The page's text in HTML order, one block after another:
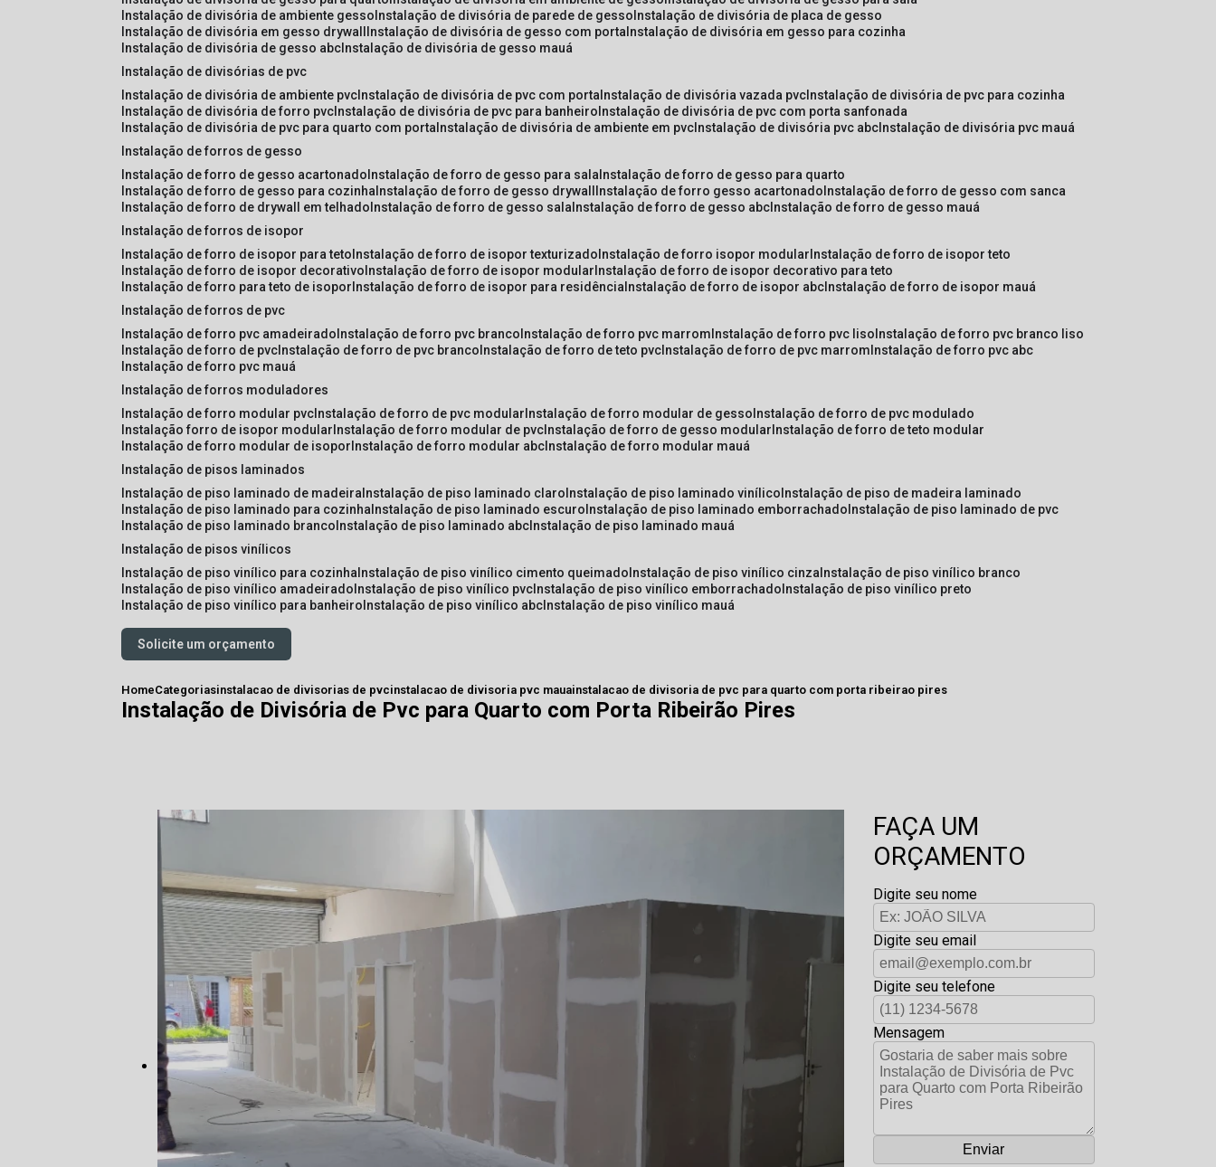
instalação de divisória de ambiente gesso instalação de divisória de parede de gesso instalação de divisória de placa de gesso
instalação de divisória em gesso drywall
instalação de divisória de gesso com porta instalação de divisória em gesso para cozinha
instalação de divisória de gesso abc instalação de divisória de gesso mauá
instalação de divisórias de pvc
instalação de divisória de ambiente pvc instalação de divisória de pvc com porta instalação de divisória vazada pvc instalação de divisória de pvc para cozinha
instalação de divisória de forro pvc instalação de divisória de pvc para banheiro instalação de divisória de pvc com porta sanfonada
instalação de divisória de pvc para quarto com porta instalação de divisória de ambiente em pvc instalação de divisória pvc abc instalação de divisória pvc mauá
instalação de forros de gesso
instalação de forro de gesso acartonado instalação de forro de gesso para sala instalação de forro de gesso para quarto
instalação de forro de gesso para cozinha instalação de forro de gesso drywall instalação de forro gesso acartonado instalação de forro de gesso com sanca
instalação de forro de drywall em telhado instalação de forro de gesso sala instalação de forro de gesso abc instalação de forro de gesso mauá
instalação de forros de isopor
instalação de forro de isopor para teto instalação de forro de isopor texturizado instalação de forro isopor modular instalação de forro de isopor teto
instalação de forro de isopor decorativo instalação de forro de isopor modular instalação de forro de isopor decorativo para teto
instalação de forro para teto de isopor instalação de forro de isopor para residência instalação de forro de isopor abc instalação de forro de isopor mauá
instalação de forros de pvc
instalação de forro pvc amadeirado instalação de forro pvc branco instalação de forro pvc marrom instalação de forro pvc liso instalação de forro pvc branco liso
instalação de forro de pvc instalação de forro de pvc branco instalação de forro de teto pvc instalação de forro de pvc marrom instalação de forro pvc abc
instalação de forro pvc mauá
instalação de forros moduladores
instalação de forro modular pvc instalação de forro de pvc modular instalação de forro modular de gesso instalação de forro de pvc modulado
instalação forro de isopor modular instalação de forro modular de pvc instalação de forro de gesso modular instalação de forro de teto modular
instalação de forro modular de isopor instalação de forro modular abc instalação de forro modular mauá
instalação de pisos laminados
instalação de piso laminado de madeira instalação de piso laminado claro instalação de piso laminado vinílico instalação de piso de madeira laminado
instalação de piso laminado para cozinha instalação de piso laminado escuro instalação de piso laminado emborrachado instalação de piso laminado de pvc
instalação de piso laminado branco instalação de piso laminado abc instalação de piso laminado mauá
instalação de pisos vinílicos
instalação de piso vinílico para cozinha instalação de piso vinílico cimento queimado instalação de piso vinílico cinza instalação de piso vinílico branco
instalação de piso vinílico amadeirado instalação de piso vinílico pvc instalação de piso vinílico emborrachado instalação de piso vinílico preto
instalação de piso vinílico para banheiro instalação de piso vinílico abc instalação de piso vinílico mauá
Solicite um orçamento
HomeCategoriasinstalacao de divisorias de pvcinstalacao de divisoria pvc mauainstalacao de divisoria de pvc para quarto com porta ribeirao pires
Instalação de Divisória de Pvc para Quarto com Porta Ribeirão Pires
FAÇA UM
ORÇAMENTO
Digite seu nome
Digite seu email
Digite seu telefone
Mensagem